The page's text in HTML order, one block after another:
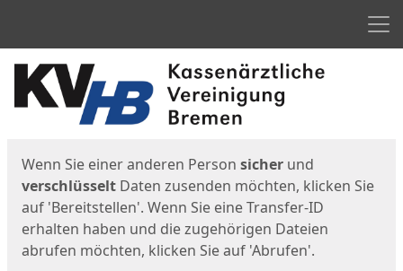
Start
Wenn Sie einer anderen Person sicher und
verschlüsselt Daten zusenden möchten, klicken Sie
auf 'Bereitstellen'. Wenn Sie eine Transfer-ID
erhalten haben und die zugehörigen Dateien
abrufen möchten, klicken Sie auf 'Abrufen'.